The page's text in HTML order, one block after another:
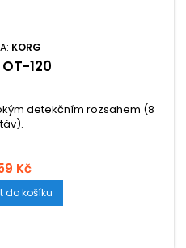
KORG
120
detekčním rozsahem (8
Kč
do košíku